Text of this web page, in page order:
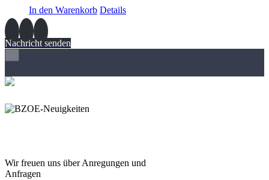
In den Warenkorb Details
Nachricht senden
Wir freuen uns über Anregungen und
Anfragen